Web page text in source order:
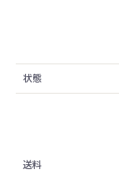
状態
送料